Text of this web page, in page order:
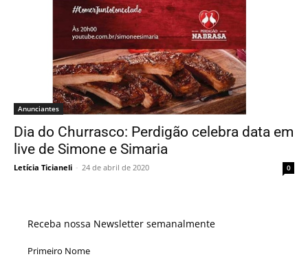
Anunciantes
Dia do Churrasco: Perdigão celebra data em
live de Simone e Simaria
Letícia Ticianeli - 24 de abril de 2020 0
Receba nossa Newsletter semanalmente
Primeiro Nome